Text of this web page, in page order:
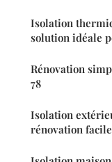
Isolation
solution idéale
Rénovation
78
Isolation
rénovation